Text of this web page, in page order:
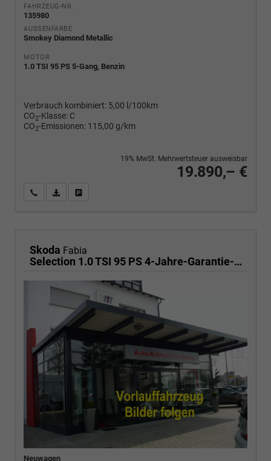
FAHRZEUG-NR.
135980
AUSSENFARBE
Smokey Diamond Metallic
MOTOR
1.0 TSI 95 PS 5-Gang, Benzin
Verbrauch kombiniert: 5,00 l/100km
CO2-Klasse: C
CO2-Emissionen: 115,00 g/km
19.890,– €
19% MwSt. Mehrwertsteuer ausweisbar
Wir rufen Sie anPDF-Fahrzeugexposé drucken
Skoda Fabia
Selection 1.0 TSI 95 PS 4-Jahre-Garantie-AppleCarPlay-AndroidAuto-LED-PDC-Sitzheizung-DAB-Klima
Neuwagen